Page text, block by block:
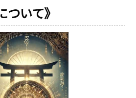
ついて》